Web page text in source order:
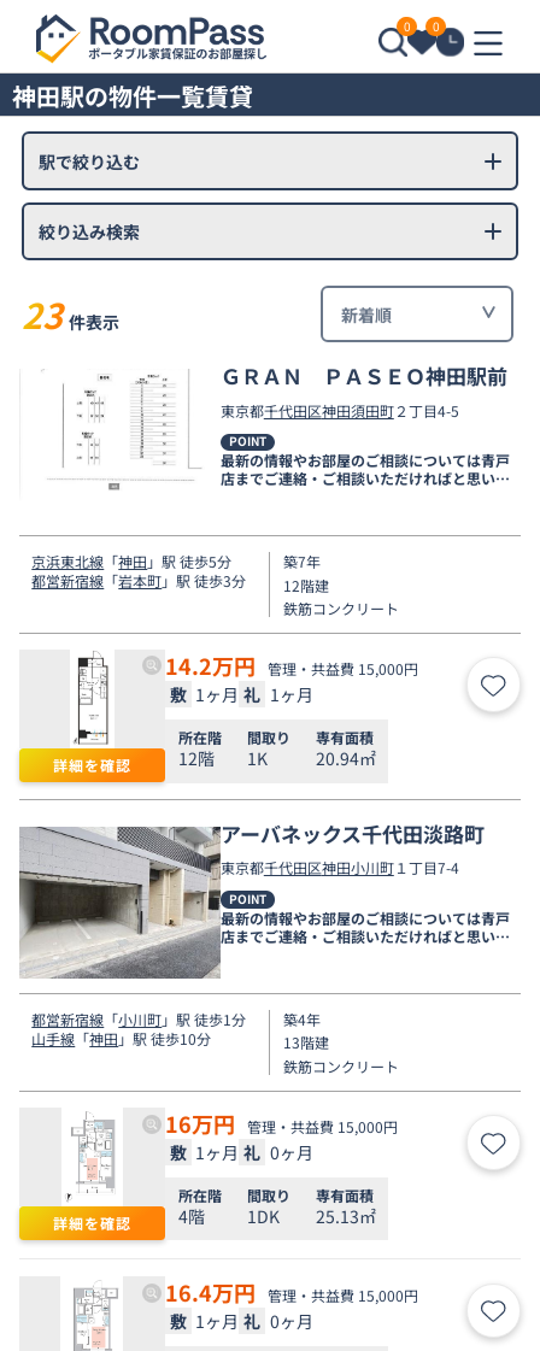
0 0
神田駅の物件一覧賃貸
駅で絞り込む
絞り込み検索
23 件表示
ＧＲＡＮ ＰＡＳＥＯ神田駅前
東京都千代田区神田須田町２丁目4-5
POINT
最新の情報やお部屋のご相談については青戸
店までご連絡・ご相談いただければと思いま
京浜東北線 「神田 」駅 徒歩5分
都営新宿線 「岩本町」駅 徒歩3分
築7年
12階建
鉄筋コンクリート
詳細を確認
14.2万円 管理・共益費 15,000円
敷 1ヶ月 礼 1ヶ月 お気
所在階
12階
間取り
1K
専有面積
20.94㎡
アーバネックス千代田淡路町
東京都千代田区神田小川町１丁目7-4
POINT
最新の情報やお部屋のご相談については青戸
店までご連絡・ご相談いただければと思いま
す。
都営新宿線 「小川町」駅 徒歩1分
山手線 「神田 」駅 徒歩10分
築4年
13階建
鉄筋コンクリート
詳細を確認
16万円 管理・共益費 15,000円
敷 1ヶ月 礼 0ヶ月 お気
所在階
4階
間取り
1DK
専有面積
25.13㎡
16.4万円 管理・共益費 15,000円
敷 1ヶ月 礼 0ヶ月 お気